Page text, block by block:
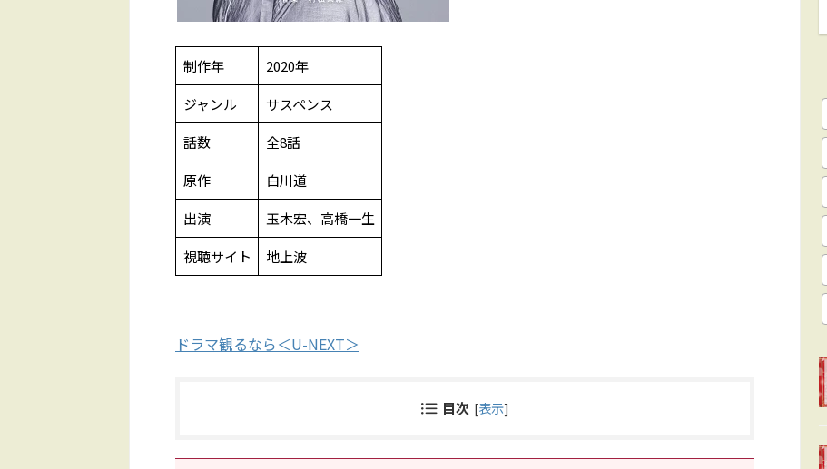
制作年
2020年
ジャンル
サスペンス
話数
全8話
原作
白川道
出演
玉木宏、高橋一生
視聴サイト
地上波
ドラマ観るなら＜U-NEXT＞
目次 [表示]